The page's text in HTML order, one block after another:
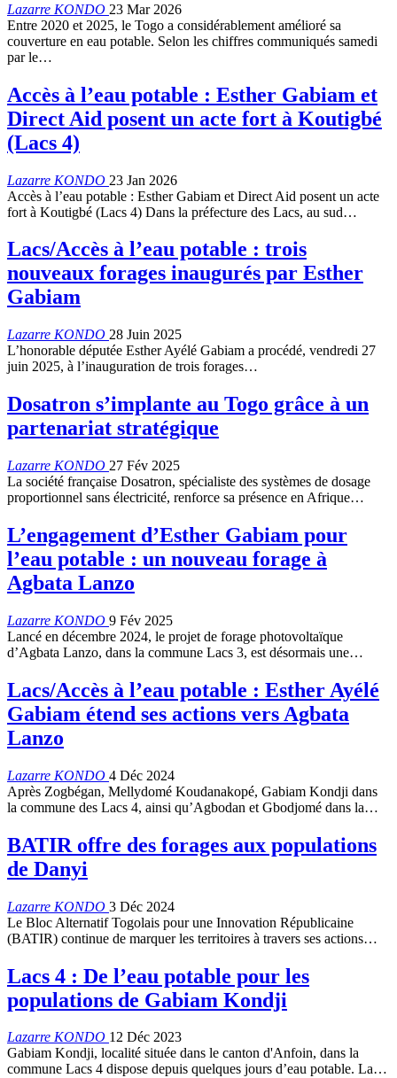
Lazarre KONDO 23 Mar 2026
Entre 2020 et 2025, le Togo a considérablement amélioré sa
couverture en eau potable. Selon les chiffres communiqués samedi
par le…
Accès à l’eau potable : Esther Gabiam et
Direct Aid posent un acte fort à Koutigbé
(Lacs 4)
Lazarre KONDO 23 Jan 2026
Accès à l’eau potable : Esther Gabiam et Direct Aid posent un acte
fort à Koutigbé (Lacs 4) Dans la préfecture des Lacs, au sud…
Lacs/Accès à l’eau potable : trois
nouveaux forages inaugurés par Esther
Gabiam
Lazarre KONDO 28 Juin 2025
L’honorable députée Esther Ayélé Gabiam a procédé, vendredi 27
juin 2025, à l’inauguration de trois forages…
Dosatron s’implante au Togo grâce à un
partenariat stratégique
Lazarre KONDO 27 Fév 2025
La société française Dosatron, spécialiste des systèmes de dosage
proportionnel sans électricité, renforce sa présence en Afrique…
L’engagement d’Esther Gabiam pour
l’eau potable : un nouveau forage à
Agbata Lanzo
Lazarre KONDO 9 Fév 2025
Lancé en décembre 2024, le projet de forage photovoltaïque
d’Agbata Lanzo, dans la commune Lacs 3, est désormais une…
Lacs/Accès à l’eau potable : Esther Ayélé
Gabiam étend ses actions vers Agbata
Lanzo
Lazarre KONDO 4 Déc 2024
Après Zogbégan, Mellydomé Koudanakopé, Gabiam Kondji dans
la commune des Lacs 4, ainsi qu’Agbodan et Gbodjomé dans la…
BATIR offre des forages aux populations
de Danyi
Lazarre KONDO 3 Déc 2024
Le Bloc Alternatif Togolais pour une Innovation Républicaine
(BATIR) continue de marquer les territoires à travers ses actions…
Lacs 4 : De l’eau potable pour les
populations de Gabiam Kondji
Lazarre KONDO 12 Déc 2023
Gabiam Kondji, localité située dans le canton d'Anfoin, dans la
commune Lacs 4 dispose depuis quelques jours d’eau potable. La…